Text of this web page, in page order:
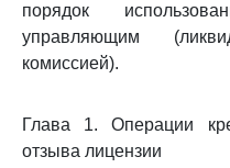
порядок
управляющим
комиссией).
Глава 1. Операции
отзыва лицензии